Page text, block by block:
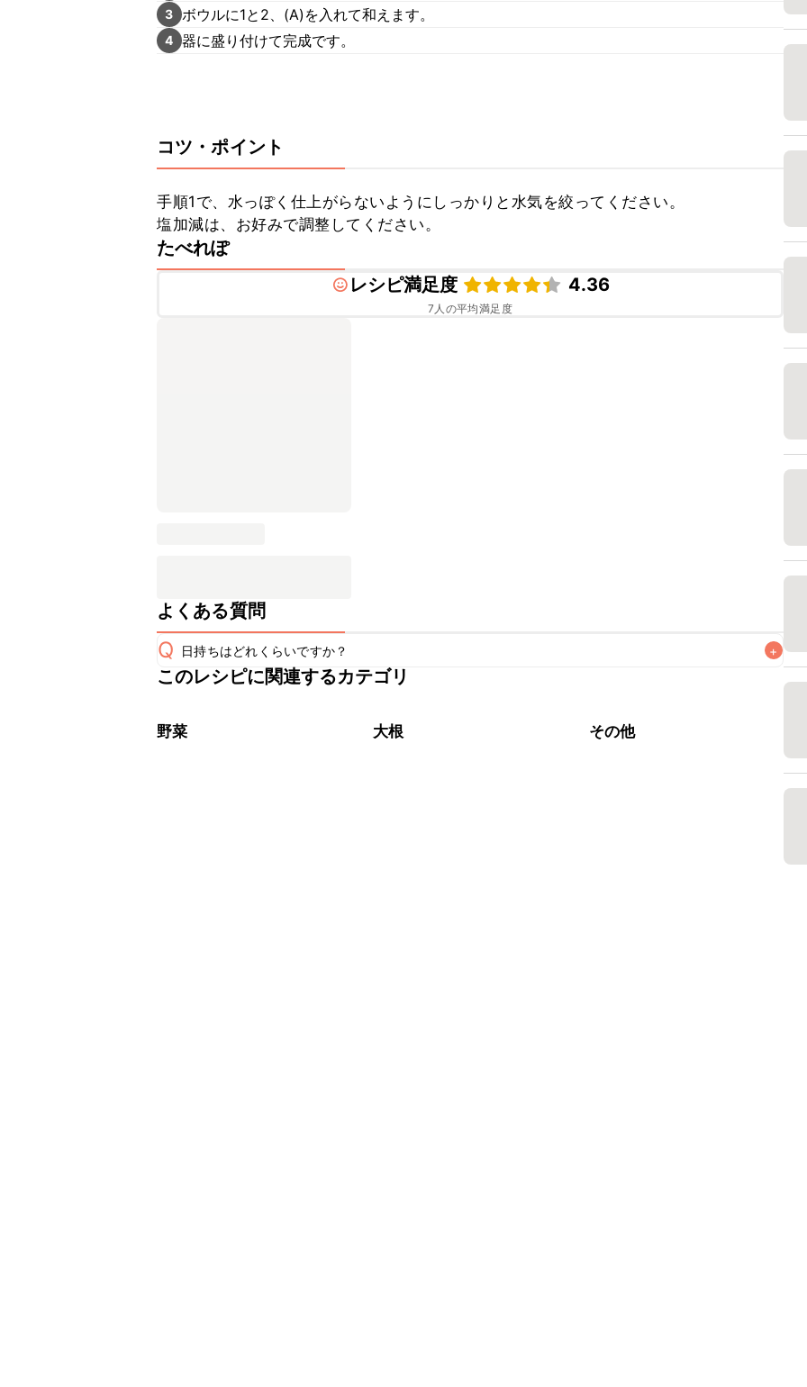
3 ボウルに1と2、(A)を入れて和えます。
4 器に盛り付けて完成です。
コツ・ポイント
手順1で、水っぽく仕上がらないようにしっかりと水気を絞ってください。
塩加減は、お好みで調整してください。
たべれぽ
レシピ満足度
4.36
7 人の平均満足度
よくある質問
Q 日持ちはどれくらいですか？ +
保存期間は冷蔵で当日中が目安です。なるべくお早めにお召し上がりください。
※日持ちは目安です。
このレシピに関連するカテゴリ
野菜 大根 その他